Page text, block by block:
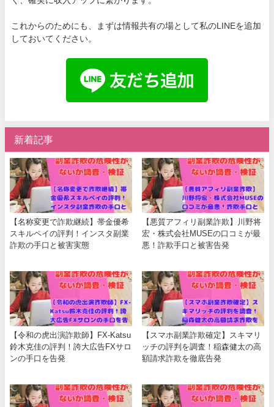
これからのためにも、まずは情報共有の場として私のLINEを追加
しておいてください。
新着記事
【名称変更で詐欺継続】帯金優希
スキルペイの評判！インスタ副業
詐欺の手口と被害実態
【悪質アフィリ副業詐欺】川野将
宏・株式会社MUSEの口コミが最
悪！詐欺手口と被害告発
【令和の虎出演詐欺師】FX-Katsu
鈴木克佳の評判！誇大広告FXサロ
ンの手口を告発
【スマホ副業詐欺確定】スキマリ
ッチの評判を調査！稲森健太の高
額請求詐欺を徹底告発